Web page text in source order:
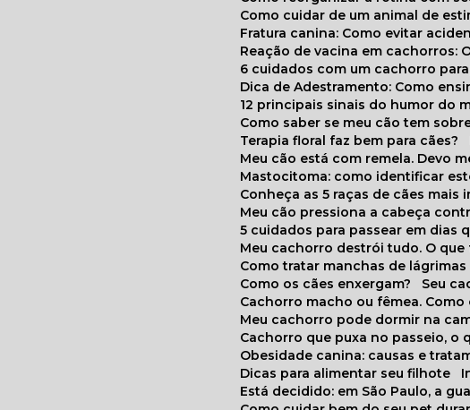
Como cuidar de um animal de
Fratura canina: Como evitar
Reação de vacina em cachorros:
6 cuidados com um cachorro
Dica de Adestramento: Como
12 principais sinais do humor do
Como saber se meu cão tem
Terapia floral faz bem para cães?
Meu cão está com remela. Devo
Mastocitoma: como identificar
Conheça as 5 raças de cães
Meu cão pressiona a cabeça
5 cuidados para passear em dias
Meu cachorro destrói tudo. O que
Como tratar manchas de
Como os cães enxergam?
Seu
Cachorro macho ou fêmea.
Meu cachorro pode dormir na
Cachorro que puxa no passeio, o
Obesidade canina: causas e
Dicas para alimentar seu filhote
Está decidido: em São Paulo, a